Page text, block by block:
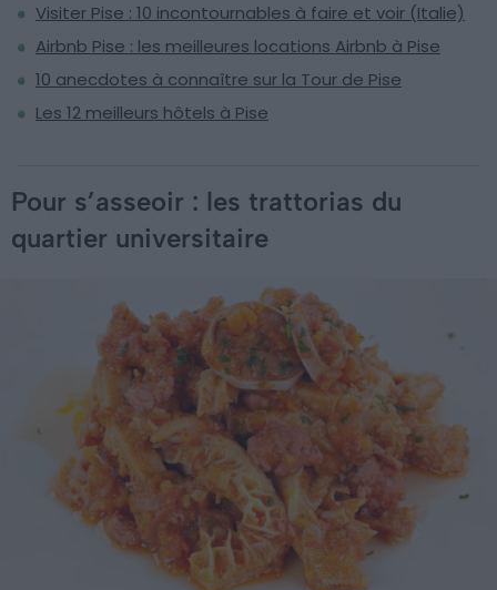
Visiter Pise : 10 incontournables à faire et voir (Italie)
Airbnb Pise : les meilleures locations Airbnb à Pise
10 anecdotes à connaître sur la Tour de Pise
Les 12 meilleurs hôtels à Pise
Pour s’asseoir : les trattorias du
quartier universitaire